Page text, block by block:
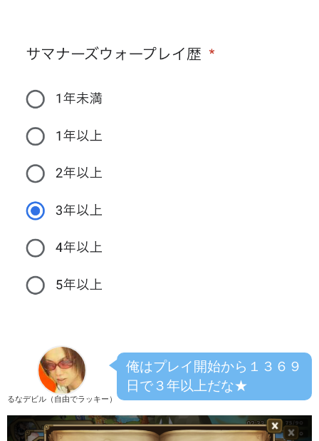
るなデビル（自由でラッキー）
俺はプレイ開始から１３６９
日で３年以上だな★